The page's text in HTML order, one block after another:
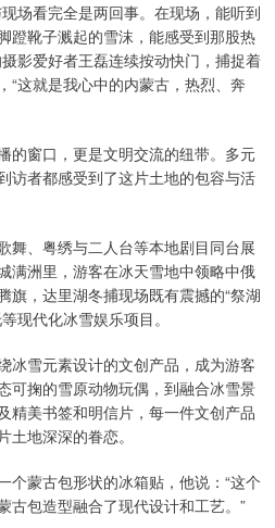
场看完全是两回事。在现场，能听到
蹬靴子溅起的雪沫，能感受到那股热
影爱好者王磊连续按动快门，捕捉着
“这就是我心中的内蒙古，热烈、奔
的窗口，更是文明交流的纽带。多元
访者都感受到了这片土地的包容与活
舞、粤绣与二人台等本地剧目同台展
满洲里，游客在冰天雪地中领略中俄
旗，达里湖冬捕现场既有震撼的“祭湖
现代化冰雪娱乐项目。
冰雪元素设计的文创产品，成为游客
可掬的雪原动物玩偶，到融合冰雪景
精美书签和明信片，每一件文创产品
地深深的眷恋。
个蒙古包形状的冰箱贴，他说：“这个
古包造型融合了现代设计和工艺。”